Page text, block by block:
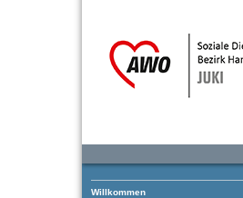
Willkommen